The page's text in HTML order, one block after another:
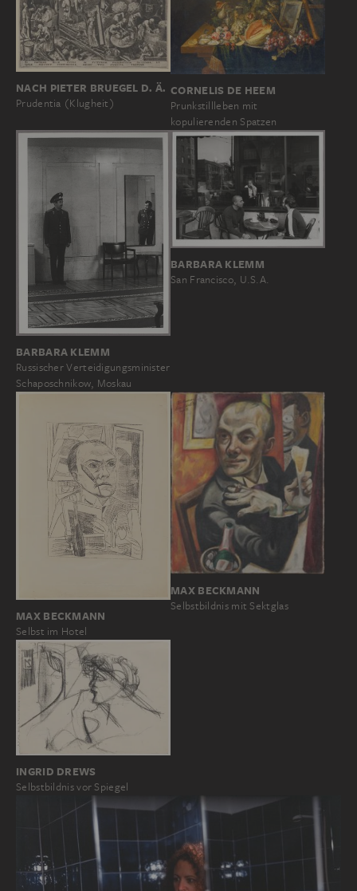
NACH PIETER BRUEGEL D. Ä.
Prudentia (Klugheit)
CORNELIS DE HEEM
Prunkstillleben mit
kopulierenden Spatzen
BARBARA KLEMM
Russischer Verteidigungsminister
Schaposchnikow, Moskau
BARBARA KLEMM
San Francisco, U.S.A.
MAX BECKMANN
Selbst im Hotel
MAX BECKMANN
Selbstbildnis mit Sektglas
INGRID DREWS
Selbstbildnis vor Spiegel